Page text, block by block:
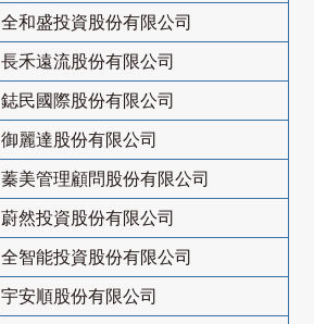
全和盛投資股份有限公司
長禾遠流股份有限公司
鋕民國際股份有限公司
御麗達股份有限公司
蓁美管理顧問股份有限公司
蔚然投資股份有限公司
全智能投資股份有限公司
宇安順股份有限公司